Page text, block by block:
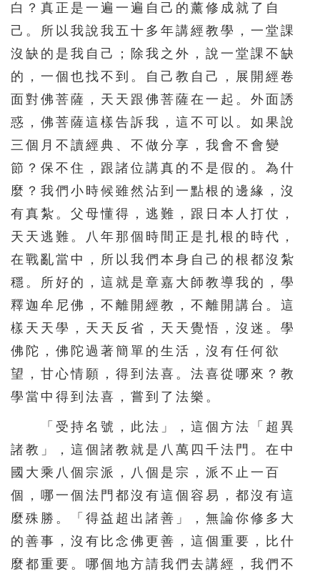
白？真正是一遍一遍自己的薰修成就了自
己。所以我說我五十多年講經教學，一堂課
沒缺的是我自己；除我之外，說一堂課不缺
的，一個也找不到。自己教自己，展開經卷
面對佛菩薩，天天跟佛菩薩在一起。外面誘
惑，佛菩薩這樣告訴我，這不可以。如果說
三個月不讀經典、不做分享，我會不會變
節？保不住，跟諸位講真的不是假的。為什
麼？我們小時候雖然沾到一點根的邊緣，沒
有真紮。父母懂得，逃難，跟日本人打仗，
天天逃難。八年那個時間正是扎根的時代，
在戰亂當中，所以我們本身自己的根都沒紮
穩。所好的，這就是章嘉大師教導我的，學
釋迦牟尼佛，不離開經教，不離開講台。這
樣天天學，天天反省，天天覺悟，沒迷。學
佛陀，佛陀過著簡單的生活，沒有任何欲
望，甘心情願，得到法喜。法喜從哪來？教
學當中得到法喜，嘗到了法樂。
「受持名號，此法」，這個方法「超異
諸教」，這個諸教就是八萬四千法門。在中
國大乘八個宗派，八個是宗，派不止一百
個，哪一個法門都沒有這個容易，都沒有這
麼殊勝。「得益超出諸善」，無論你修多大
的善事，沒有比念佛更善，這個重要，比什
麼都重要。哪個地方請我們去講經，我們不